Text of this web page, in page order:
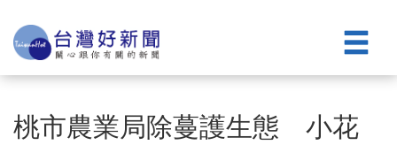
桃市農業局除蔓護生態 小花